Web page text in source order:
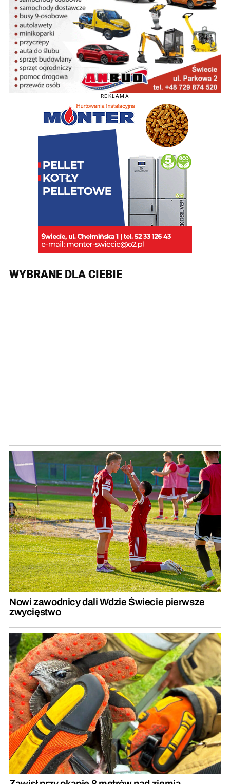
REKLAMA
WYBRANE DLA CIEBIE
Nowi zawodnicy dali Wdzie Świecie pierwsze
zwycięstwo